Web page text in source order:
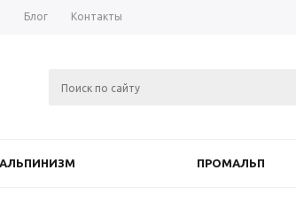
Блог Контакты
АЛЬПИНИЗМ ПРОМАЛЬП